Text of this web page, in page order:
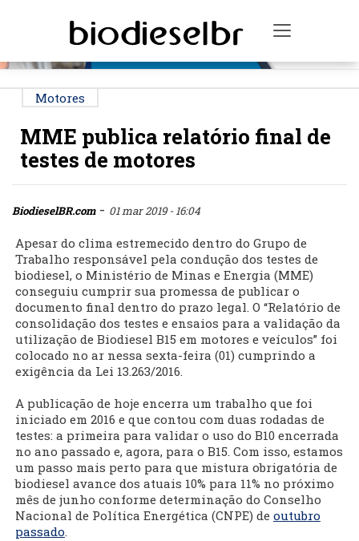
Toggle
Motores
MME publica relatório final de
testes de motores
BiodieselBR.com- 01 mar 2019 - 16:04
Apesar do clima estremecido dentro do Grupo de
Trabalho responsável pela condução dos testes de
biodiesel, o Ministério de Minas e Energia (MME)
conseguiu cumprir sua promessa de publicar o
documento final dentro do prazo legal. O “Relatório de
consolidação dos testes e ensaios para a validação da
utilização de Biodiesel B15 em motores e veículos” foi
colocado no ar nessa sexta-feira (01) cumprindo a
exigência da Lei 13.263/2016.
A publicação de hoje encerra um trabalho que foi
iniciado em 2016 e que contou com duas rodadas de
testes: a primeira para validar o uso do B10 encerrada
no ano passado e, agora, para o B15. Com isso, estamos
um passo mais perto para que mistura obrigatória de
biodiesel avance dos atuais 10% para 11% no próximo
mês de junho conforme determinação do Conselho
Nacional de Política Energética (CNPE) de outubro
passado.